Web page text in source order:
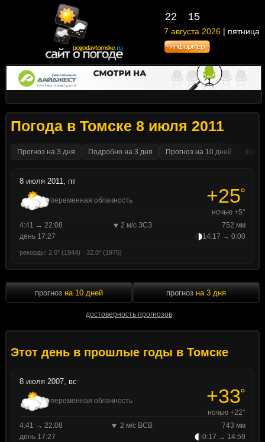
22 15
7 августа 2026 | пятница
Погода в Томске 8 июля 2011
Прогноз на 3 дня Подробно на 3 дня Прогноз на 10 дней
8 июля 2011, пт
переменная облачность +25°
ночью +5°
4:41 → 22:08
2 м/с ЗСЗ
752 мм
день 17:27
14:17 → 0:00
рекорды: 2.0° (1944) · 32.0° (1975)
прогноз на 10 дней
достоверность прогнозов
прогноз на 3 дня
Этот день в прошлые годы в Томске
8 июля 2007, вс
переменная облачность +33°
ночью +22°
4:41 → 22:08
2 м/с ВСВ
743 мм
день 17:27
0:17 → 14:59